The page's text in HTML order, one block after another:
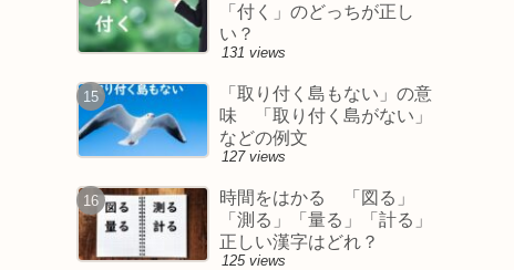
「付く」のどっちが正し
い？
131 views
「取り付く島もない」の意
味 「取り付く島がない」
などの例文
127 views
時間をはかる 「図る」
「測る」「量る」「計る」
正しい漢字はどれ？
125 views